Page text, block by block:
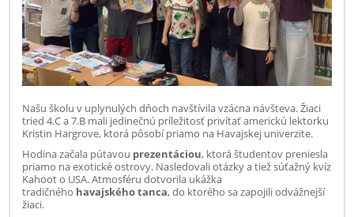
Našu školu v uplynulých dňoch navštívila vzácna návšteva. Žiaci
tried 4.C a 7.B mali jedinečnú príležitosť privítať americkú lektorku
Kristin Hargrove, ktorá pôsobí priamo na Havajskej univerzite.
Hodina začala pútavou prezentáciou, ktorá študentov preniesla
priamo na exotické ostrovy. Nasledovali otázky a tiež súťažný kvíz
Kahoot o USA. Atmosféru dotvorila ukážka
tradičného havajského tanca, do ktorého sa zapojili odvážnejší
žiaci.